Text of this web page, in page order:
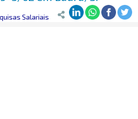
>Bauru/SP>Correspondentes de
Salariais